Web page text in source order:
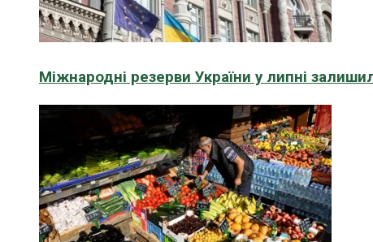
Міжнародні резерви України у липні